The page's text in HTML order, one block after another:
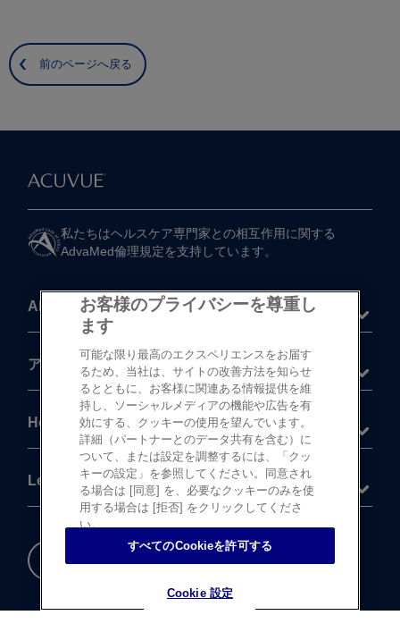
前のページへ戻る
私たちは​ヘルスケア専門家との​相互作用に​関する​
AdvaMed倫理規定を​支持しています。
About
アキュビュー®製品
Help
Legal
重要な​安全情報
お客様のプライバシーを尊重し
ます
可能な限り最高のエクスペリエンスをお届す
るため、当社は、サイトの改善方法を知らせ
るとともに、お客様に関連ある情報提供を維
持し、ソーシャルメディアの機能や広告を有
効にする、クッキーの使用を望んでいます。
詳細（パートナーとのデータ共有を含む）に
ついて、または設定を調整するには、「クッ
キーの設定」を参照してください。同意され
る場合は [同意] を、必要なクッキーのみを使
用する場合は [拒否] をクリックしてくださ
い。
Cookie 設定
すべてのCookieを許可する